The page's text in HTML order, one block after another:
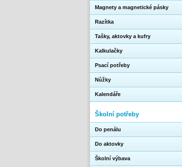
Magnety a magnetické pásky
Razítka
Tašky, aktovky a kufry
Kalkulačky
Psací potřeby
Nůžky
Kalendáře
Školní potřeby
Do penálu
Do aktovky
Školní výbava